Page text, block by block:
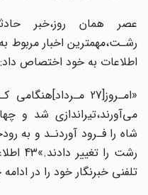
عصر همان روز،خبر
رشـت،مهمترین اخبار مربوط به‌
اطلاعات به خود اختصاص داد:
«امـروز[27
می‌آورند،تیراندازی شد و
شاه را فـرود آوردنـد و به‌
رشت را
تلفنی خبرنگار خود را در ادامه